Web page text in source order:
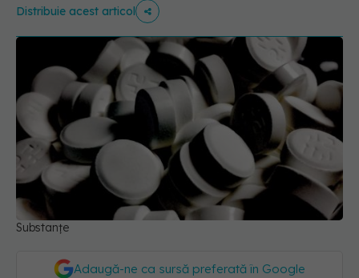
Distribuie acest articol
Substanțe
Adaugă-ne ca sursă preferată în Google